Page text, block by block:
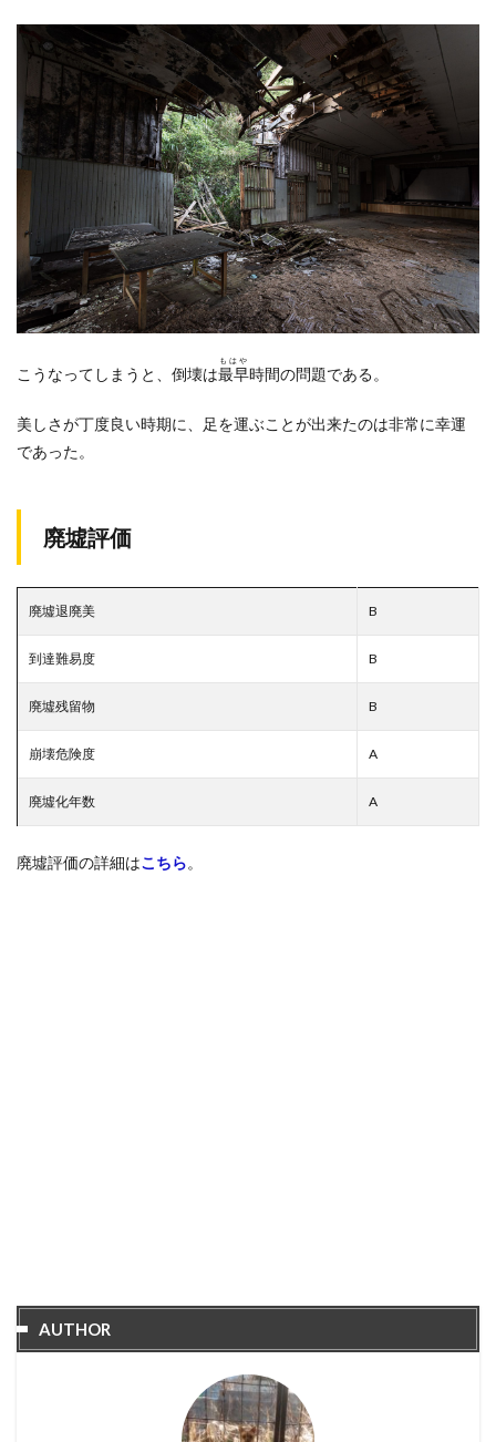
こうなってしまうと、倒壊は最早
もはや
時間の問題である。
美しさが丁度良い時期に、足を運ぶことが出来たのは非常に幸運
であった。
廃墟評価
廃墟退廃美 B
到達難易度 B
廃墟残留物 B
崩壊危険度 A
廃墟化年数 A
廃墟評価の詳細はこちら。
AUTHOR